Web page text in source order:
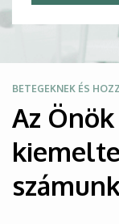
BETEGEKNEK ÉS
Az